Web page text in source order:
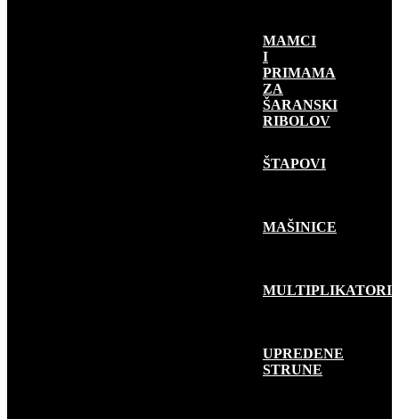
MAMCI
I
PRIMAMA
ZA
ŠARANSKI
RIBOLOV
GRABLJIVICA
ŠTAPOVI
MAŠINICE
MULTIPLIKATORI
UPREDENE
STRUNE